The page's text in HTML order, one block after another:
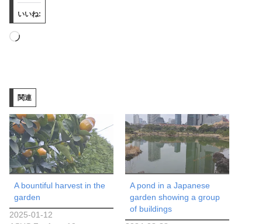
いいね:
読
み
中…
関連
A bountiful harvest in the
garden
2025-01-12
A pond in a Japanese
garden showing a group
of buildings